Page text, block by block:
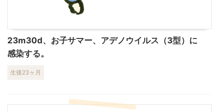
23m30d、お子サマー、アデノウイルス（3型）に
感染する。
生後23ヶ月